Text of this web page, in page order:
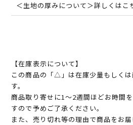
＜生地の厚みについて＞詳しくはこ
【在庫表示について】
この商品の「△」は在庫少量もしく
す。
商品取り寄せに1～2週間ほどお時間
すので予めご了承ください。
また、売り切れ等の理由で商品をお